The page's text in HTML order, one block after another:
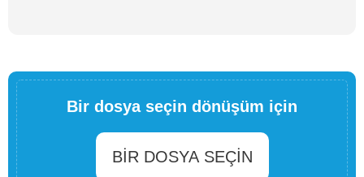
Bir dosya seçin dönüşüm için
BIR DOSYA SEÇIN